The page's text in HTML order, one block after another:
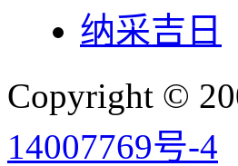
纳采吉日
Copyright ©
14007769号-4